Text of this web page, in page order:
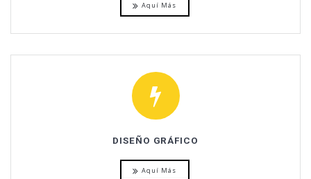
Aquí Más
DISEÑO GRÁFICO
Aquí Más